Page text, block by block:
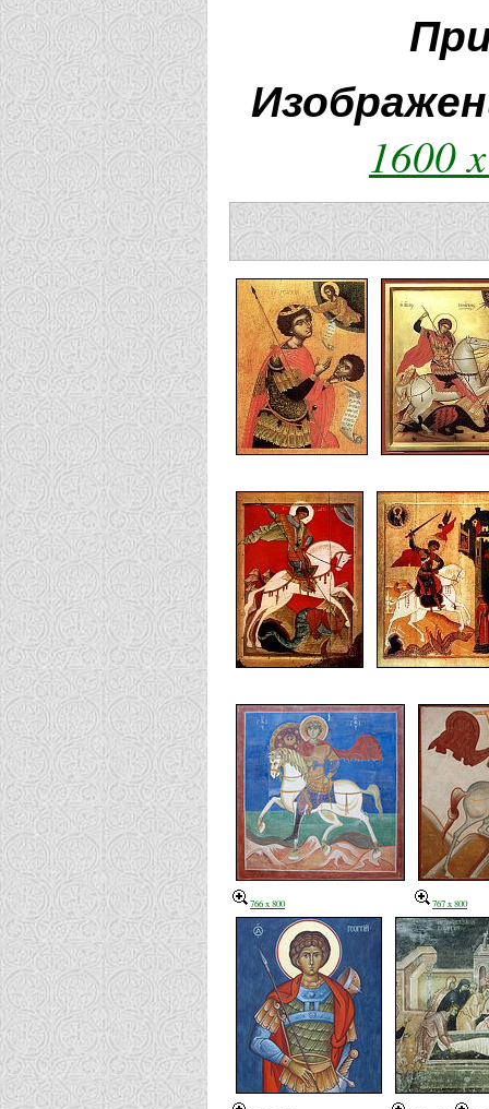
1600
766 x 800 767 x 800